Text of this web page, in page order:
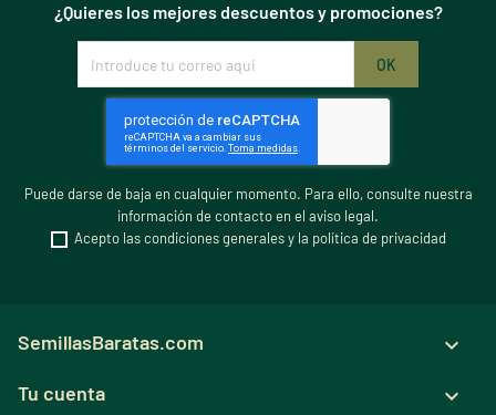
¿Quieres los mejores descuentos y promociones?
Puede darse de baja en cualquier momento. Para ello, consulte nuestra
información de contacto en el aviso legal.
Acepto las condiciones generales y la política de privacidad
SemillasBaratas.com 
Tu cuenta 